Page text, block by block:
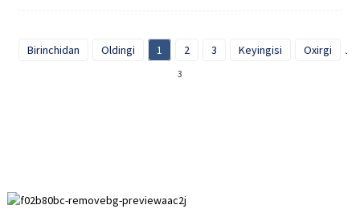
Birinchidan Oldingi 1 2 3 Keyingisi Oxirgi
3